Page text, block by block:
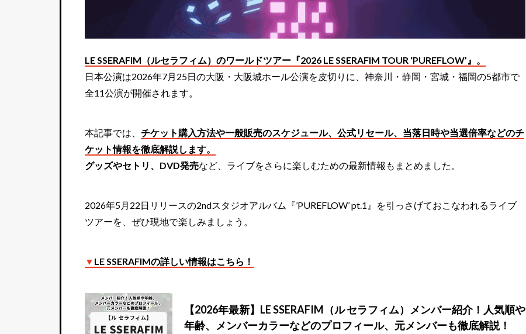
LE SSERAFIM（ルセラフィム）のワールドツアー『2026 LE SSERAFIM TOUR ‘PUREFLOW’』。
日本公演は2026年7月25日の大阪・大阪城ホール公演を皮切りに、神奈川・静岡・宮城・福岡の5都市で
全11公演が開催されます。
本記事では、 チケット購入方法や一般販売のスケジュール、公式リセール、当落日時や当選倍率などのチ
ケット情報を徹底解説します。
グッズやセトリ、DVD発売など、ライブをさらに楽しむための最新情報もまとめました。
2026年5月22日リリースの2ndスタジオアルバム『’PUREFLOW’ pt.1』を引っさげておこなわれるライブ
ツアーを、ぜひ現地で楽しみましょう。
▼ LE SSERAFIMの詳しい情報はこちら！
【2026年最新】LE SSERAFIM（ル セラフィム）メンバー紹介！人気順や
年齢、メンバーカラーなどのプロフィール、元メンバーも徹底解説！